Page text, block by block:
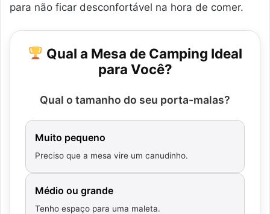
para não ficar desconfortável na hora de comer.
Qual a Mesa de Camping Ideal
para Você?
Qual o tamanho do seu porta-malas?
Muito pequeno
Preciso que a mesa vire um canudinho.
Médio ou grande
Tenho espaço para uma maleta.